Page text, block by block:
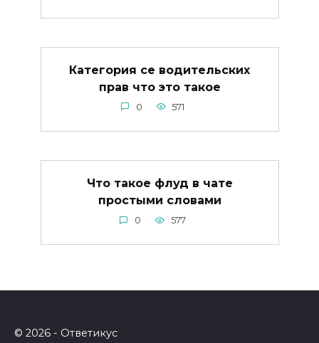
Категория се водительских
прав что это такое
0 571
Что такое флуд в чате
простыми словами
0 577
© 2026 - Ответикус